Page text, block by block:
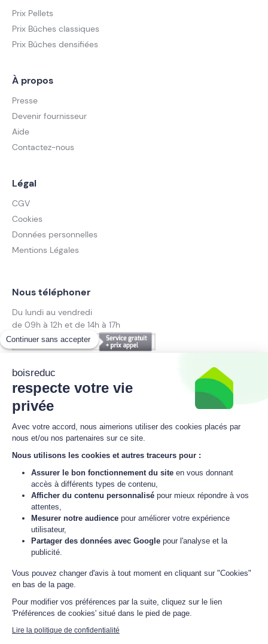
Continuer sans accepter
boisreduc
respecte votre vie
privée
Avec votre accord, nous aimerions utiliser des cookies placés par
nous et/ou nos partenaires sur ce site.
Nous utilisons les cookies et autres traceurs pour :
Assurer le bon fonctionnement du site en vous donnant
accès à différents types de contenu,
Afficher du contenu personnalisé pour mieux répondre à vos
attentes,
Mesurer notre audience pour améliorer votre expérience
utilisateur,
Partager des données avec Google pour l'analyse et la
publicité.
Vous pouvez changer d'avis à tout moment en cliquant sur "Cookies"
en bas de la page.
Pour modifier vos préférences par la suite, cliquez sur le lien
'Préférences de cookies' situé dans le pied de page.
Lire la politique de confidentialité
Prix Pellets
Prix Bûches classiques
Prix Bûches densifiées
À propos
Presse
Devenir fournisseur
Aide
Contactez-nous
Légal
CGV
Cookies
Données personnelles
Mentions Légales
Nous téléphoner
Du lundi au vendredi
de 09h à 12h et de 14h à 17h
09 70 25 23 03
Suivez notre actualité
Inscrivez-vous à la newsletter
boisreduc
M'inscrire
J'acceptela politique de données personnellesde boisreduc.
© 2021 - 2026 boisreduc
L'énergie est notre avenir,économisons-là !
Paiement sécurisé